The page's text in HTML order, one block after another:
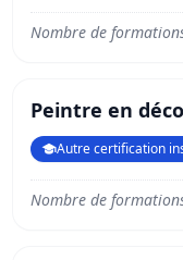
Nombre de
Peintre en
Autre certification
Nombre de